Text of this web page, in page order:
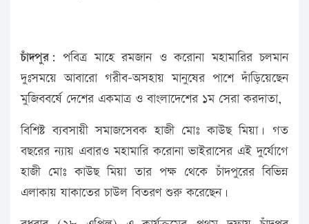
চাঁদপুর: পবিত্র মাহে রমজান ও করোনা মহামারির চলমান
দুঃসময়ে আবারো গরীব-অসহায় মানুষের পাশে দাঁড়িয়েছেন
মুজিববর্ষে দেশের একমাত্র ও বাংলাদেশের ১ম সেরা করদাতা,
বিশিষ্ট ব্যবসায়ী সমাজসেবক হাজী মোঃ কাউছ মিয়া। গত
বছরের ন্যায় এবারও মহামারি করোনা ভাইরাসের এই দুর্যোগে
হাজী মোঃ কাউছ মিয়া তার পক্ষ থেকে চাঁদপুরের বিভিন্ন
এলাকায় যাকাতের চাউল বিতরণ শুরু করেছেন।